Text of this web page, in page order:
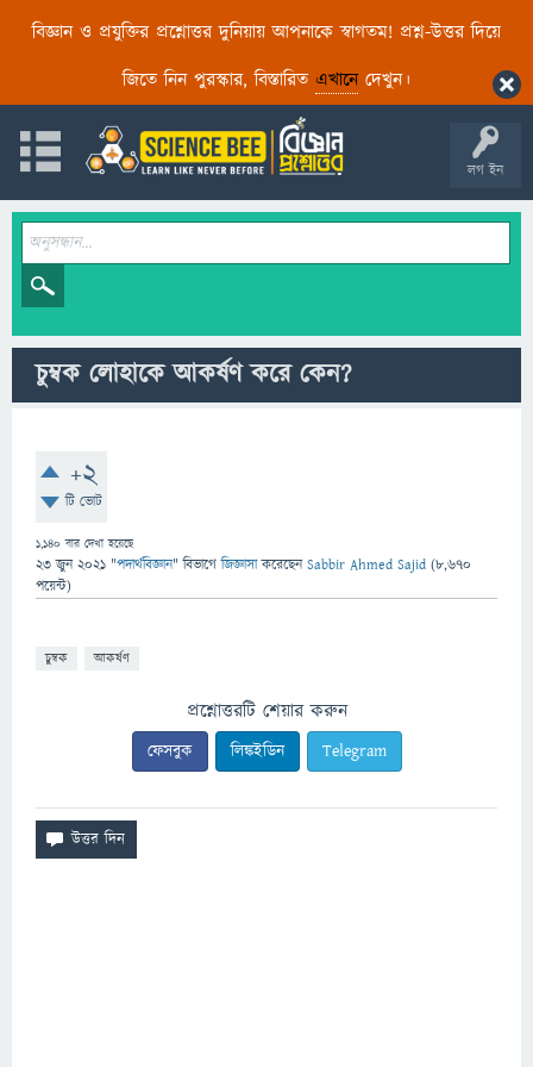
বিজ্ঞান ও প্রযুক্তির প্রশ্নোত্তর দুনিয়ায় আপনাকে স্বাগতম! প্রশ্ন-উত্তর দিয়ে
জিতে নিন পুরস্কার, বিস্তারিত এখানেদেখুন।
লগ ইন
চুম্বক লোহাকে আকর্ষণ করে কেন?
+2
টি ভোট
1,140 বার দেখা হয়েছে
23 জুন 2021 "পদার্থবিজ্ঞান" বিভাগে জিজ্ঞাসাকরেছেনSabbir Ahmed Sajid (8,670
পয়েন্ট)
চুম্বক আকর্ষণ
প্রশ্নোত্তরটি শেয়ার করুন
ফেসবুক লিঙ্কইডিন Telegram